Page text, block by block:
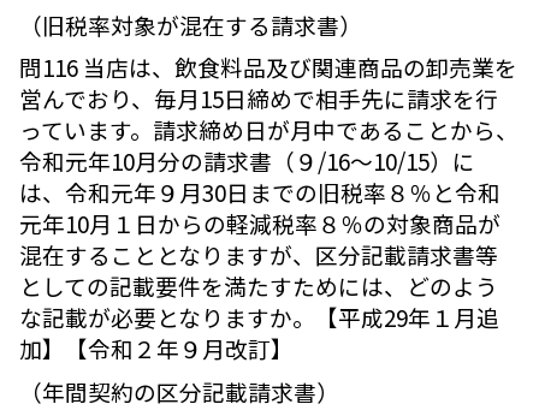
（旧税率対象が混在する請求書）
問116 当店は、飲食料品及び関連商品の卸売業を
営んでおり、毎月15日締めで相手先に請求を行
っています。請求締め日が月中であることから、
令和元年10月分の請求書（９/16～10/15）に
は、令和元年９月30日までの旧税率８％と令和
元年10月１日からの軽減税率８％の対象商品が
混在することとなりますが、区分記載請求書等
としての記載要件を満たすためには、どのよう
な記載が必要となりますか。【平成29年１月追
加】【令和２年９月改訂】
（年間契約の区分記載請求書）